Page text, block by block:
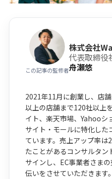
この記事の監修者
株式会社
代表取締役
舟瀬悠
2021年11月に創業し、店
以上の店舗まで120社以上
イト、楽天市場、Yahoo
サイト・モールに特化した
ています。売上アップ率
たことがあるコンサルタ
サインし、EC事業者さま
伝いをさせていただきます。